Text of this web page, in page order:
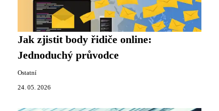
Jak zjistit body řidiče online:
Jednoduchý průvodce
Ostatní
24. 05. 2026